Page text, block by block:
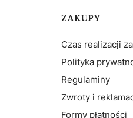
Linki w
ZAKUPY
Czas realizacji
Polityka
Regulaminy
Zwroty i
Formy płatności